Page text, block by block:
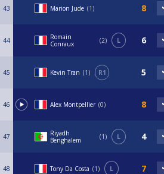
43 Marion Jude 1
44
Romain
Conraux
2 L
45 Kevin Tran 1 R1
46 Alex Montpellier 0
47
Riyadh
Benghalem
1 L
48 Tony Da Costa 1 L